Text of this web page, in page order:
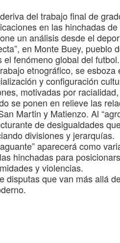
del trabajo final de
en las hinchadas
un análisis desde el
en Monte Buey,
el fenómeno global del futbol.
etnográfico, se
y configuración
motivadas por
se ponen en relieve las
Martin y Matienzo. Al
de desigualdades
divisiones y jerarquías.
aparecerá como
hinchadas para
y violencias.
disputas que van más allá